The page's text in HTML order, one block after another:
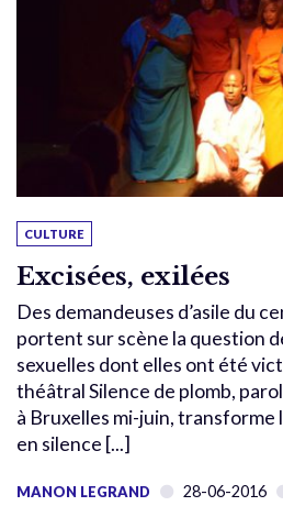
CULTURE
Excisées, exilées
Des demandeuses d’asile du
portent sur scène la question
sexuelles dont elles ont été
théâtral Silence de plomb,
à Bruxelles mi-juin,
en silence [...]
MANON LEGRAND 28-06-2016